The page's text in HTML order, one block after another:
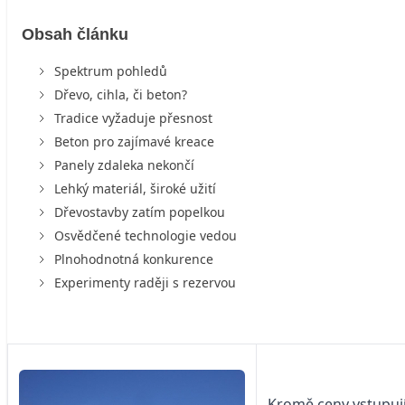
Obsah článku
Spektrum pohledů
Dřevo, cihla, či beton?
Tradice vyžaduje přesnost
Beton pro zajímavé kreace
Panely zdaleka nekončí
Lehký materiál, široké užití
Dřevostavby zatím popelkou
Osvědčené technologie vedou
Plnohodnotná konkurence
Experimenty raději s rezervou